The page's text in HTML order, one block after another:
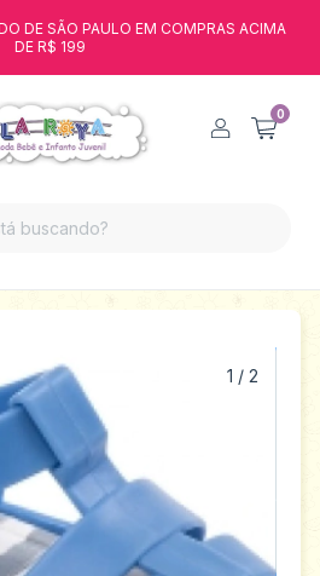
DE SÃO PAULO EM COMPRAS ACIMA
DE R$ 199
0
1 / 2